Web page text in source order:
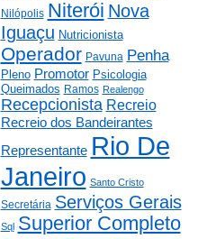
Nilópolis Niterói Nova
Iguaçu Nutricionista
Operador Pavuna Penha
Pleno Promotor Psicologia
Queimados Ramos Realengo
Recepcionista Recreio
Recreio dos Bandeirantes
Representante Rio De
Janeiro Santo Cristo
Secretária Serviços Gerais
Sql Superior Completo